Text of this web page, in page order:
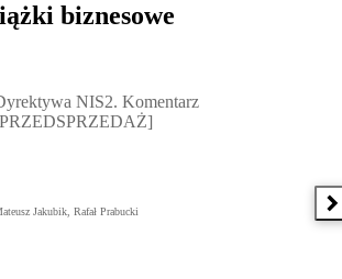
biznesowe
NIS2. Komentarz [PRZEDSPRZEDAŻ],
NIS2. Komentarz
Jakubik, Rafał Prabucki